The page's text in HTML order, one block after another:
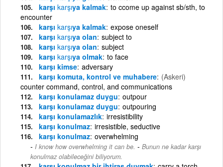
karşı karşıya kalmak to ccome up against sb/sth, to
encounter
karşı karşıya kalmak expose oneself
karşı karşıya olan subject to
karşı karşıya olan subject
karşı karşıya olmak to face
karşı kimse adversary
karşı komuta, kontrol ve muhabere (Askeri)
counter command, control, and communications
karşı konulamaz duygu outpour
karşı konulamaz duygu outpouring
karşı konulamazlık irresistibility
karşı konulmaz irresistible, seductive
karşı konulmaz overwhelming
I know how overwhelming it can be. - Bunun ne kadar karşı
konulmaz olabileceğini biliyorum.